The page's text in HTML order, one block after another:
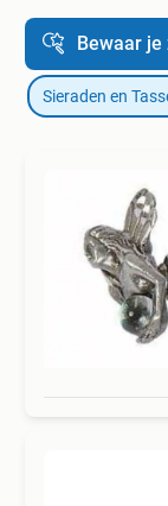
Bewaar
Sieraden en